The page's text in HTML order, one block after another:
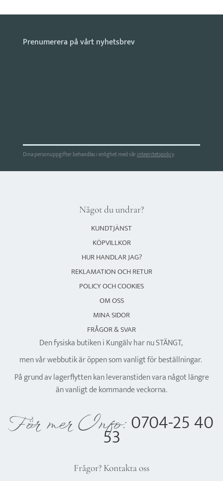
Dina personuppgifter behandlas i enlighet med vårintegritetspolicy.
Något du undrar?
KUNDTJÄNST
KÖPVILLKOR
HUR HANDLAR JAG?
REKLAMATION OCH RETUR
POLICY OCH COOKIES
OM OSS
MINA SIDOR
FRÅGOR & SVAR
Den fysiska butiken i Kungälv har nu STÄNGT,
men vår webbutik är öppen som vanligt för beställningar.
På grund av lagerflytten kan leveranstiden vara något längre
än vanligt de kommande veckorna.
För mer Info: 0704-25 40
53
Frågor? Kontakta oss